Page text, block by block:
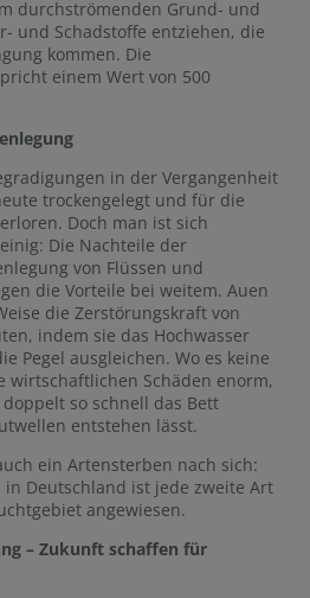
durchströmenden Grund- und
und Schadstoffe entziehen, die
kommen. Die
einem Wert von 500
in der Vergangenheit
trockengelegt und für die
Doch man ist sich
Die Nachteile der
von Flüssen und
die Vorteile bei weitem. Auen
die Zerstörungskraft von
indem sie das Hochwasser
Pegel ausgleichen. Wo es keine
wirtschaftlichen Schäden enorm,
so schnell das Bett
entstehen lässt.
ein Artensterben nach sich:
Deutschland ist jede zweite Art
angewiesen.
– Zukunft schaffen für